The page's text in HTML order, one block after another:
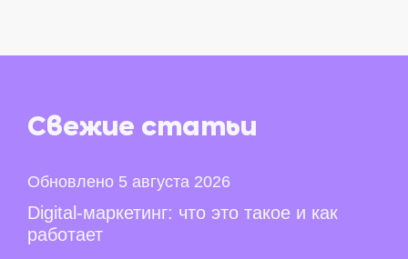
Свежие статьи
Обновлено 5 августа 2026
Digital-маркетинг: что это такое и как
работает